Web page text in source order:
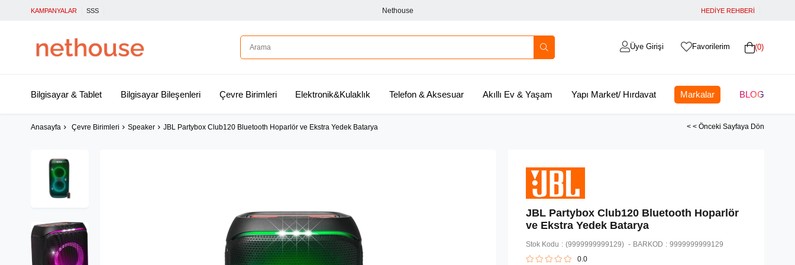
KAMPANYALAR SSS Nethouse HEDİYE REHBERİ
0
Favorilerim
Üye Girişi
Bilgisayar & Tablet Bilgisayar Bileşenleri Çevre Birimleri Elektronik&Kulaklık Telefon & Aksesuar Akıllı Ev & Yaşam Yapı Market/ Hırdavat Markalar BLOG
Anasayfa Çevre Birimleri Speaker JBL Partybox Club120 Bluetooth Hoparlör ve Ekstra Yedek Batarya < < Önceki Sayfaya Dön
JBL Partybox Club120 Bluetooth Hoparlör
ve Ekstra Yedek Batarya
Stok Kodu (9999999999129) BARKOD : 9999999999129
0.0